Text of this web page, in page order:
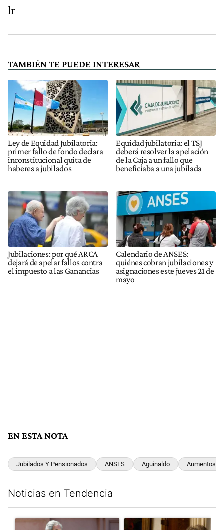
lr
TAMBIÉN TE PUEDE INTERESAR
Ley de Equidad Jubilatoria:
primer fallo de fondo declara
inconstitucional quita de
haberes a jubilados
Equidad jubilatoria: el TSJ
deberá resolver la apelación
de la Caja a un fallo que
beneficiaba a una jubilada
Jubilaciones: por qué ARCA
dejará de apelar fallos contra
el impuesto a las Ganancias
Calendario de ANSES:
quiénes cobran jubilaciones y
asignaciones este jueves 21 de
mayo
EN ESTA NOTA
Jubilados Y Pensionados ANSES Aguinaldo Aumentos
Noticias en Tendencia
Un artículo de tendencia con el título "Las inconsistencias de
Un artículo de tendencia con